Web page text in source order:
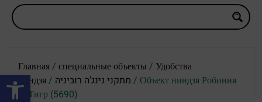
Открыть панель инструментов
Главная/ специальные объекты / Удобства
ниндзя/ מתקני נינג’ה רוביניה / Объект ниндзя Робиния
— Тигр (5690)